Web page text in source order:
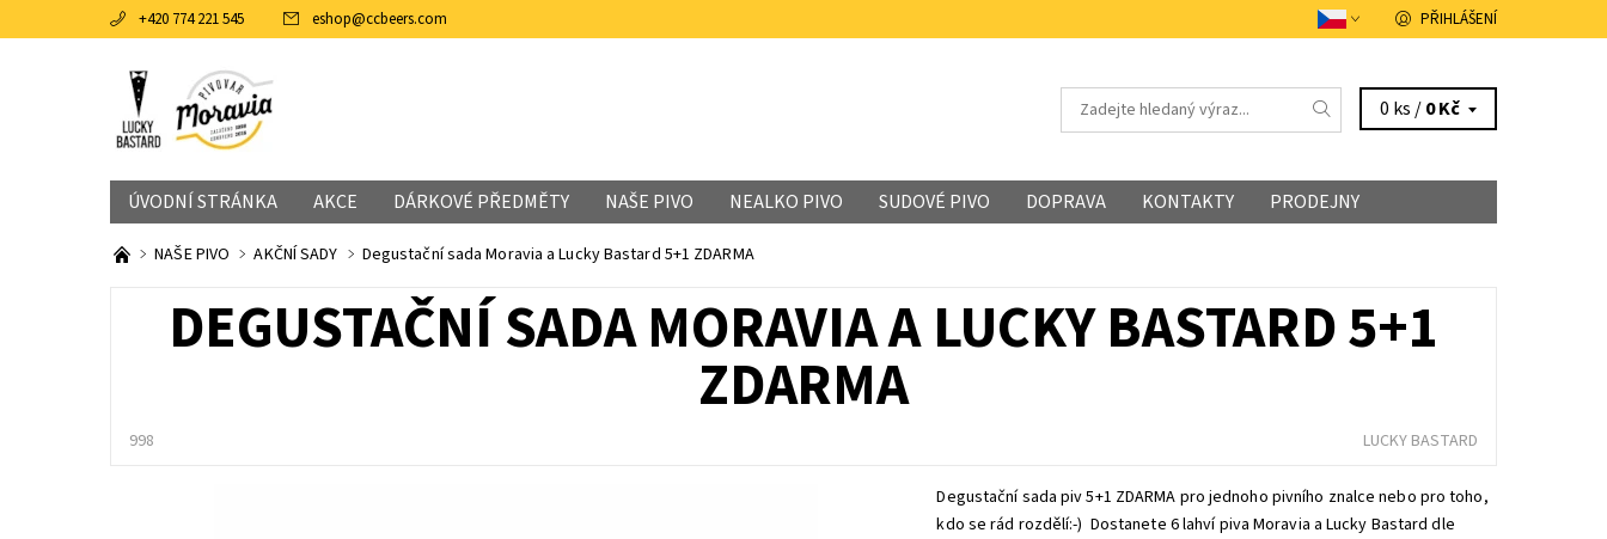
+420 774 221 545 eshop@ccbeers.com PŘIHLÁŠENÍ
0 ks /0 Kč
ÚVODNÍ STRÁNKA AKCE DÁRKOVÉ PŘEDMĚTY NAŠE PIVO NEALKO PIVO SUDOVÉ PIVO DOPRAVA KONTAKTY PRODEJNY
NAŠE PIVO AKČNÍ SADY Degustační sada Moravia a Lucky Bastard 5+1 ZDARMA
DEGUSTAČNÍ SADA MORAVIA A LUCKY BASTARD 5+1
ZDARMA
998 LUCKY BASTARD
Degustační sada piv 5+1 ZDARMA pro jednoho pivního znalce nebo pro toho,
kdo se rád rozdělí:-) Dostanete 6 lahví piva Moravia a Lucky Bastard dle